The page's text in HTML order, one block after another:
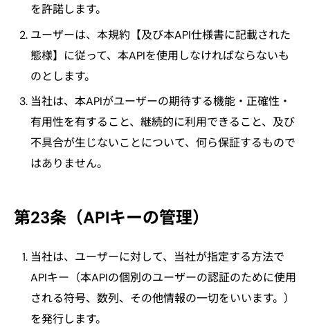
を許諾します。
ユーザーは、本規約【及び本API仕様書に記載された
態様】に従って、本APIを使用しなければならないも
のとします。
当社は、本APIがユーザーの期待する機能・正確性・
有用性を有すること、継続的に利用できること、及び
不具合が生じないことについて、何ら保証するもので
はありません。
第23条（APIキーの管理）
当社は、ユーザーに対して、当社が指定する方法で
APIキー（本APIの個別のユーザーの認証のために使用
される符号、数列、その他情報の一切をいいます。）
を発行します。